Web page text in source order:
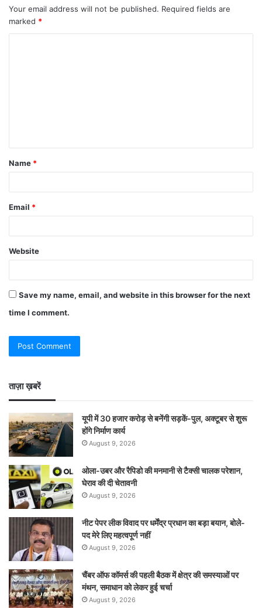
Your email address will not be published. Required fields are
marked *
Name *
Email *
Website
Save my name, email, and website in this browser for the next
time I comment.
ताज़ा ख़बरें
यूपी में 30 हजार करोड़ से बनेंगी सड़कें-पुल, अक्टूबर से शुरू
होंगे निर्माण कार्य
August 9, 2026
ओला-उबर और रैपिडो की मनमानी से टैक्सी चालक परेशान,
घेराव की दी चेतावनी
August 9, 2026
नीट पेपर लीक विवाद पर धर्मेंद्र प्रधान का बड़ा बयान, बोले-
पद मेरे लिए महत्वपूर्ण नहीं
August 9, 2026
चैंबर ऑफ कॉमर्स की पहली बैठक में क्षेत्र की समस्याओं पर
मंथन, समाधान को लेकर हुई चर्चा
August 9, 2026